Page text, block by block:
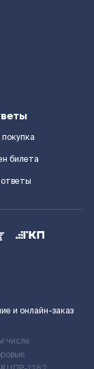
билета
и онлайн-заказ
числе